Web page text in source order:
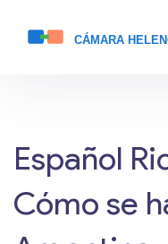
Español
Cómo se